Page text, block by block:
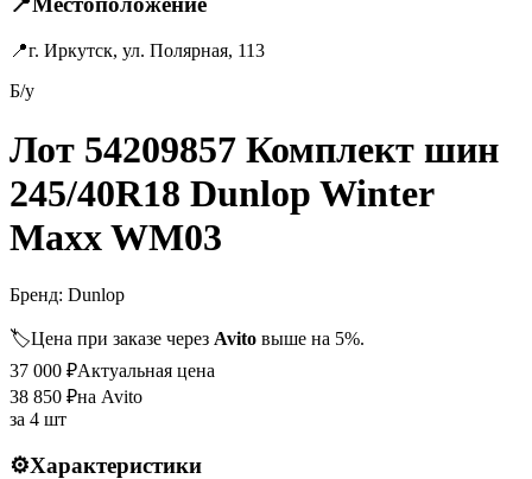
📍г. Иркутск, ул. Полярная, 113
Б/у
Лот 54209857 Комплект шин
245/40R18 Dunlop Winter
Maxx WM03
Бренд: Dunlop
🏷️Цена при заказе через Avito выше на 5%.
37 000 ₽Актуальная цена
38 850 ₽на Avito
за 4 шт
⚙️Характеристики